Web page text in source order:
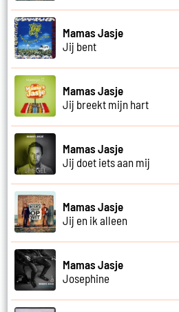
Mamas Jasje
Jij bent
Mamas Jasje
Jij breekt mijn hart
Mamas Jasje
Jij doet iets aan mij
Mamas Jasje
Jij en ik alleen
Mamas Jasje
Josephine